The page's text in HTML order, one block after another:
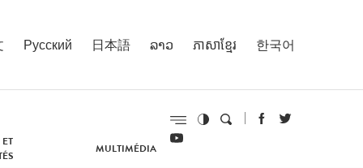
Русский 日本語 ລາວ ភាសាខ្មែរ 한국어
MULTIMÉDIA